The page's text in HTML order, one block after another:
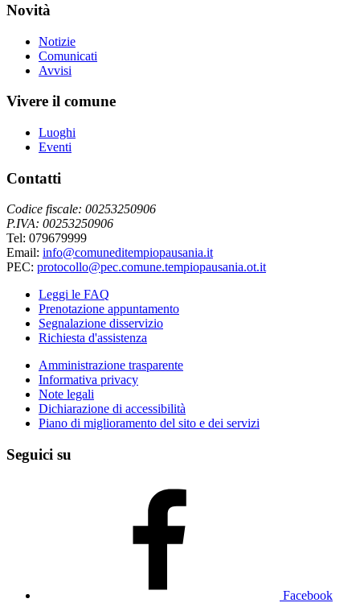
Novità
Notizie
Comunicati
Avvisi
Vivere il comune
Luoghi
Eventi
Contatti
Codice fiscale: 00253250906
P.IVA: 00253250906
Tel: 079679999
Email: info@comuneditempiopausania.it
PEC: protocollo@pec.comune.tempiopausania.ot.it
Leggi le FAQ
Prenotazione appuntamento
Segnalazione disservizio
Richiesta d'assistenza
Amministrazione trasparente
Informativa privacy
Note legali
Dichiarazione di accessibilità
Piano di miglioramento del sito e dei servizi
Seguici su
Facebook